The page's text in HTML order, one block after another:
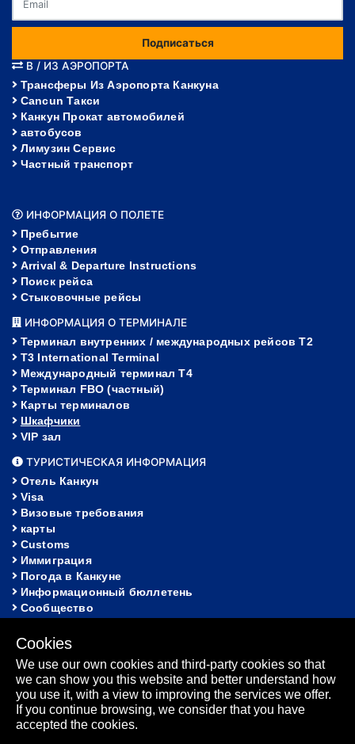
Подписаться
В / ИЗ АЭРОПОРТА
Трансферы Из Аэропорта Канкуна
Cancun Такси
Канкун Прокат автомобилей
автобусов
Лимузин Сервис
Частный транспорт
ИНФОРМАЦИЯ О ПОЛЕТЕ
Пребытие
Отправления
Arrival & Departure Instructions
Поиск рейса
Стыковочные рейсы
ИНФОРМАЦИЯ О ТЕРМИНАЛЕ
Терминал внутренних / международных рейсов T2
T3 International Terminal
Международный терминал Т4
Терминал FBO (частный)
Карты терминалов
Шкафчики
VIP зал
ТУРИСТИЧЕСКАЯ ИНФОРМАЦИЯ
Отель Канкун
Visa
Визовые требования
карты
Customs
Иммиграция
Погода в Канкуне
Информационный бюллетень
Сообщество
FAQ
Потерянное и найденное
карта сайта
Информационный бюллетень
Cookies
We use our own cookies and third-party cookies so that
we can show you this website and better understand how
you use it, with a view to improving the services we offer.
If you continue browsing, we consider that you have
accepted the cookies.